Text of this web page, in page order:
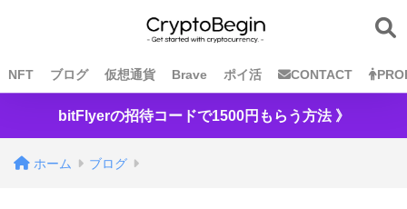
NFT ブログ 仮想通貨 Brave ポイ活 CONTACT
bitFlyerの招待コードで1500円もらう方法 》
ホーム ブログ